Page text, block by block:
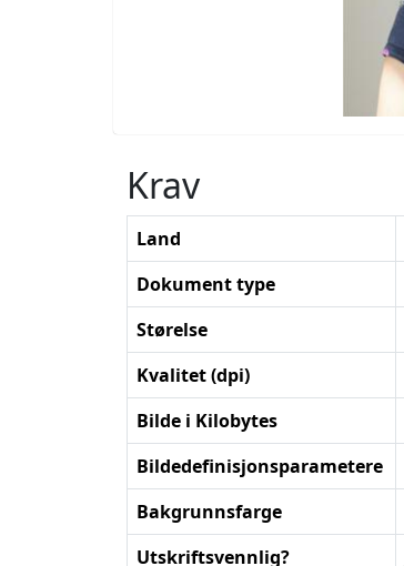
Krav
Land
Dokument type
Størelse
Kvalitet (dpi)
Bilde i Kilobytes
Bildedefinisjonsparametere
Bakgrunnsfarge
Utskriftsvennlig?